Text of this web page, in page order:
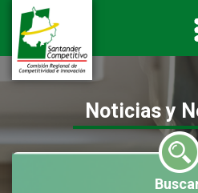
Noticias y